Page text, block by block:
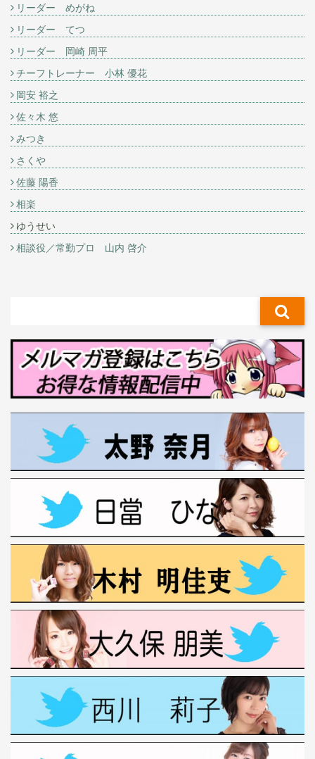
リーダー めがね
リーダー てつ
リーダー 岡崎 周平
チーフトレーナー 小林 優花
岡安 裕之
佐々木 悠
みつき
さくや
佐藤 陽香
相楽
ゆうせい
相談役／常勤プロ 山内 啓介